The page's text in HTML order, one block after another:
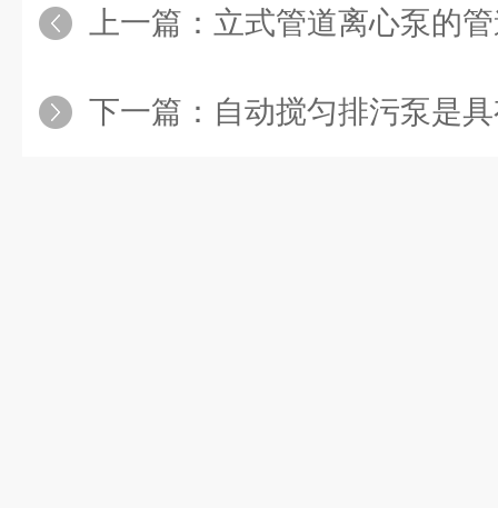
上一篇： 立式管道离心泵的管道接口要
下一篇： 自动搅匀排污泵是具有明显